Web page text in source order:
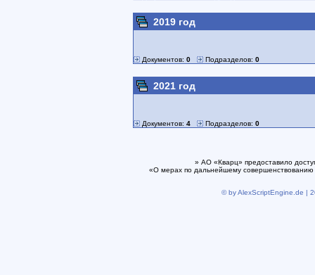
2019 год
Документов: 0 Подразделов: 0
2021 год
Документов: 4 Подразделов: 0
» АО «Кварц» предоставило
«О мерах по дальнейшему совершенствованию
© by AlexScriptEngine.de |